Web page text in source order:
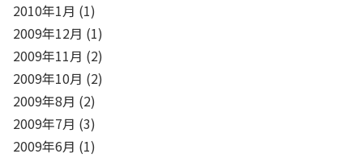
2010年1月 (1)
2009年12月 (1)
2009年11月 (2)
2009年10月 (2)
2009年8月 (2)
2009年7月 (3)
2009年6月 (1)